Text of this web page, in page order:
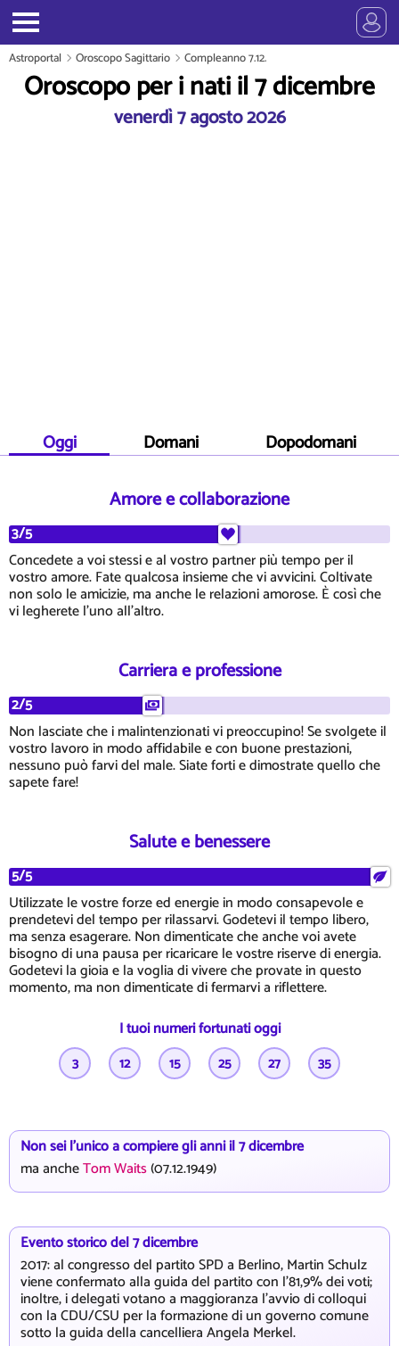
Astroportal Oroscopo Sagittario Compleanno 7.12.
Oroscopo per i nati il 7 dicembre
venerdì 7 agosto 2026
Oggi Domani Dopodomani
Amore e collaborazione
3/5
Concedete a voi stessi e al vostro partner più tempo per il
vostro amore. Fate qualcosa insieme che vi avvicini. Coltivate
non solo le amicizie, ma anche le relazioni amorose. È così che
vi legherete l'uno all'altro.
Carriera e professione
2/5
Non lasciate che i malintenzionati vi preoccupino! Se svolgete il
vostro lavoro in modo affidabile e con buone prestazioni,
nessuno può farvi del male. Siate forti e dimostrate quello che
sapete fare!
Salute e benessere
5/5
Utilizzate le vostre forze ed energie in modo consapevole e
prendetevi del tempo per rilassarvi. Godetevi il tempo libero,
ma senza esagerare. Non dimenticate che anche voi avete
bisogno di una pausa per ricaricare le vostre riserve di energia.
Godetevi la gioia e la voglia di vivere che provate in questo
momento, ma non dimenticate di fermarvi a riflettere.
I tuoi numeri fortunati oggi
3 12 15 25 27 35
Non sei l'unico a compiere gli anni il 7 dicembre
ma ancheTom Waits(07.12.1949)
Evento storico del 7 dicembre
2017: al congresso del partito SPD a Berlino, Martin Schulz
viene confermato alla guida del partito con l'81,9% dei voti;
inoltre, i delegati votano a maggioranza l'avvio di colloqui
con la CDU/CSU per la formazione di un governo comune
sotto la guida della cancelliera Angela Merkel.